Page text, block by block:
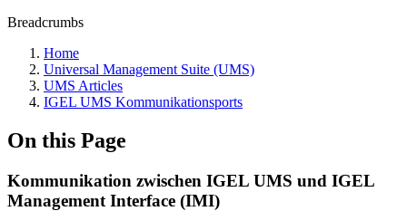
Breadcrumbs
Home
Universal Management Suite (UMS)
UMS Articles
IGEL UMS Kommunikationsports
On this Page
Kommunikation zwischen IGEL UMS und IGEL
Management Interface (IMI)